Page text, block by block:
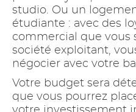
studio. Ou un
étudiante : avec des
commercial que vous
société exploitant,
négocier avec votre
Votre budget sera
que vous pourrez